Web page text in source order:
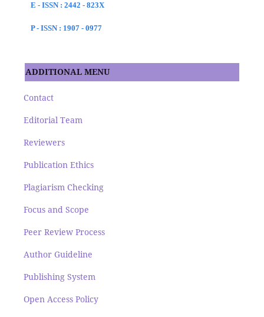
E - ISSN : 2442 - 823X
P - ISSN : 1907 - 0977
ADDITIONAL MENU
Contact
Editorial Team
Reviewers
Publication Ethics
Plagiarism Checking
Focus and Scope
Peer Review Process
Author Guideline
Publishing System
Open Access Policy